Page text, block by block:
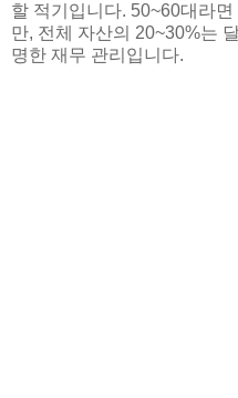
할 적기입니다. 50~60대라
만, 전체 자산의 20~30%는
명한 재무 관리입니다.